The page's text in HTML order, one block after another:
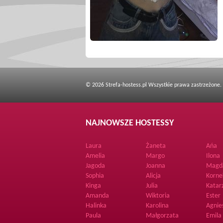
© 2026 Strefa-hostess.pl Wszystkie prawa zastrzeżone.
NAJNOWSZE HOSTESSY
Laura Żaneta Ańa
Amelia
Margo Ilona
Jagoda
Joanna
Sophia
Alicja
Kinga
Julia
Amanda
Wiktoria Ester
Halinka
Karolina
Paula
Małgorzata Emila